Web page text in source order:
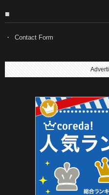
■
Contact Form